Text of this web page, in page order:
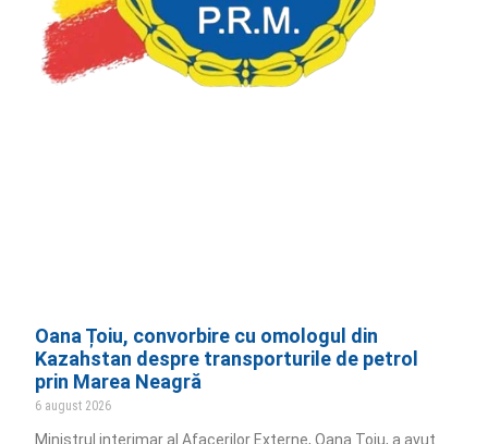
Oana Țoiu, convorbire cu omologul din
Kazahstan despre transporturile de petrol
prin Marea Neagră
6 august 2026
Ministrul interimar al Afacerilor Externe, Oana Țoiu, a avut